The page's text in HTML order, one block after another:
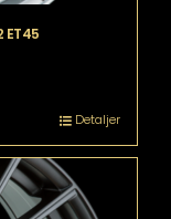
ET45
Detaljer